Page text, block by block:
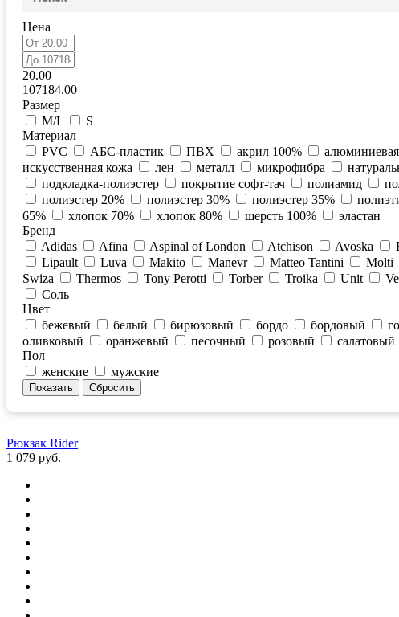
Цена
20.00
107184.00
Размер
M/L
S
Материал
PVC
АБС-пластик ПВХ акрил 100%
искусственная кожа
лен металл микрофибра
подкладка-полиэстер
покрытие софт-тач полиамид
полиэстер 20%
полиэстер 30% полиэстер 35%
65%
хлопок 70% хлопок 80% шерсть 100%
эластан
Бренд
Adidas
Afina Aspinal of London Atchison Avoska
Lipault
Luva Makito Manevr Matteo Tantini Molti
Swiza
Thermos Tony Perotti Torber Troika Unit
Соль
Цвет
бежевый
белый бирюзовый бордо бордовый
оливковый
оранжевый песочный розовый салатовый
Пол
женские
мужские
Рюкзак Rider
1 079 руб.